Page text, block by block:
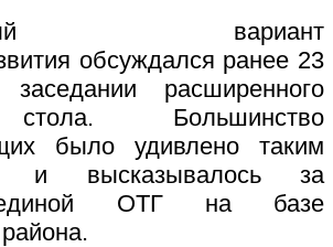
вариант
обсуждался ранее 23
расширенного
Большинство
было удивлено таким
и высказывалось за
единой ОТГ на базе